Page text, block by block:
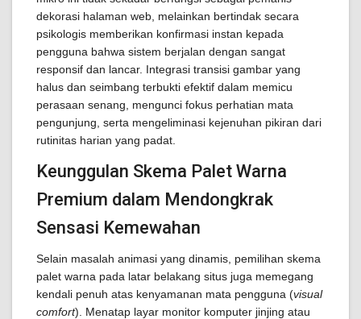
dekorasi halaman web, melainkan bertindak secara
psikologis memberikan konfirmasi instan kepada
pengguna bahwa sistem berjalan dengan sangat
responsif dan lancar. Integrasi transisi gambar yang
halus dan seimbang terbukti efektif dalam memicu
perasaan senang, mengunci fokus perhatian mata
pengunjung, serta mengeliminasi kejenuhan pikiran dari
rutinitas harian yang padat.
Keunggulan Skema Palet Warna
Premium dalam Mendongkrak
Sensasi Kemewahan
Selain masalah animasi yang dinamis, pemilihan skema
palet warna pada latar belakang situs juga memegang
kendali penuh atas kenyamanan mata pengguna (visual
comfort). Menatap layar monitor komputer jinjing atau